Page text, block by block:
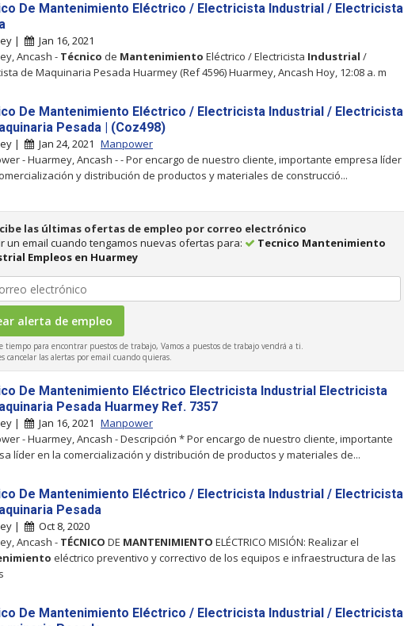
De Mantenimiento Eléctrico / Electricista Industrial / Electricista
|
Jan 16, 2021
Ancash - Técnico de Mantenimiento Eléctrico / Electricista Industrial /
de Maquinaria Pesada Huarmey (Ref 4596) Huarmey, Ancash Hoy, 12:08 a. m
De Mantenimiento Eléctrico / Electricista Industrial / Electricista
Pesada | (Coz498)
| Jan 24, 2021 Manpower
- Huarmey, Ancash - - Por encargo de nuestro cliente, importante empresa líder
y distribución de productos y materiales de construcció...
las últimas ofertas de empleo por correo electrónico
un email cuando tengamos nuevas ofertas para:
Tecnico Mantenimiento
Empleos en Huarmey
tiempo para encontrar puestos de trabajo, Vamos a puestos de trabajo vendrá a ti.
cancelar las alertas por email cuando quieras.
De Mantenimiento Eléctrico Electricista Industrial Electricista
Pesada Huarmey Ref. 7357
| Jan 16, 2021 Manpower
- Huarmey, Ancash - Descripción * Por encargo de nuestro cliente, importante
líder en la comercialización y distribución de productos y materiales de...
De Mantenimiento Eléctrico / Electricista Industrial / Electricista
Pesada
|
Oct 8, 2020
Ancash - TÉCNICO DE MANTENIMIENTO ELÉCTRICO MISIÓN: Realizar el
eléctrico preventivo y correctivo de los equipos e infraestructura de las
De Mantenimiento Eléctrico / Electricista Industrial / Electricista